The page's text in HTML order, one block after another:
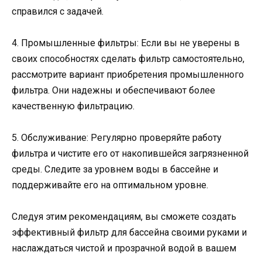
справился с задачей.
4. Промышленные фильтры: Если вы не уверены в
своих способностях сделать фильтр самостоятельно,
рассмотрите вариант приобретения промышленного
фильтра. Они надежны и обеспечивают более
качественную фильтрацию.
5. Обслуживание: Регулярно проверяйте работу
фильтра и чистите его от накопившейся загрязненной
среды. Следите за уровнем воды в бассейне и
поддерживайте его на оптимальном уровне.
Следуя этим рекомендациям, вы сможете создать
эффективный фильтр для бассейна своими руками и
наслаждаться чистой и прозрачной водой в вашем